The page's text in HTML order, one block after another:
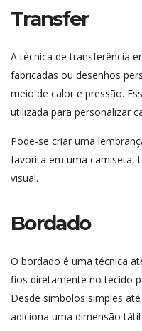
Transfer
A técnica de transferência
fabricadas ou desenhos
meio de calor e pressão.
utilizada para personalizar
Pode-se criar uma
favorita em uma camiseta,
visual.
Bordado
O bordado é uma técnica
fios diretamente no tecido
Desde símbolos simples
adiciona uma dimensão